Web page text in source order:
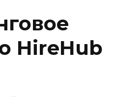
HireHub